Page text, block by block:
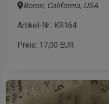
Boron, California, USA
Artikel-Nr.: KR164
Preis: 17,00 EUR